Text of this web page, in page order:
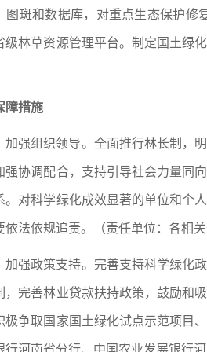
图斑和数据库，对重点生态保护
级林草资源管理平台。制定国土绿
障措施
加强组织领导。全面推行林长制，
强协调配合，支持引导社会力量同
。对科学绿化成效显著的单位和个
依法依规追责。（责任单位：各相关
加强政策支持。完善支持科学绿化
，完善林业贷款扶持政策，鼓励和
极争取国家国土绿化试点示范项目
行河南省分行、中国农业发展银行